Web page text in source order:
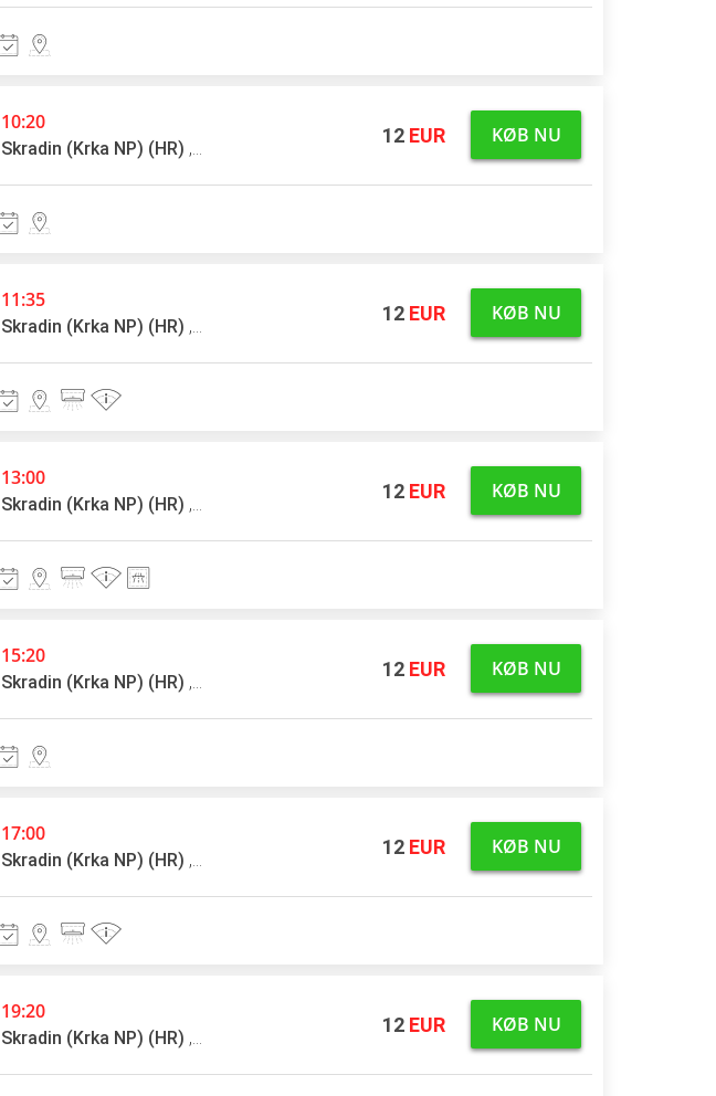
10:20
Skradin (Krka NP) (HR) , Bus terminal
12 EUR KØB NU
11:35
Skradin (Krka NP) (HR) , Bus terminal
12 EUR KØB NU
13:00
Skradin (Krka NP) (HR) , Bus terminal
12 EUR KØB NU
15:20
Skradin (Krka NP) (HR) , Bus terminal
12 EUR KØB NU
17:00
Skradin (Krka NP) (HR) , Bus terminal
12 EUR KØB NU
19:20
Skradin (Krka NP) (HR) , Bus terminal
12 EUR KØB NU